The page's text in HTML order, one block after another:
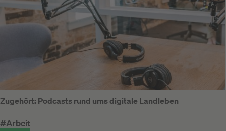
Zugehört: Podcasts rund ums digitale Landleben
#Arbeit